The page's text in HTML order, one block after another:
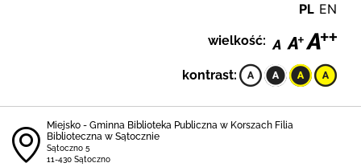
PL EN
wielkość:
kontrast:
Miejsko - Gminna Biblioteka Publiczna w Korszach Filia
Biblioteczna w Sątocznie
Sątoczno 5
11-430 Sątoczno